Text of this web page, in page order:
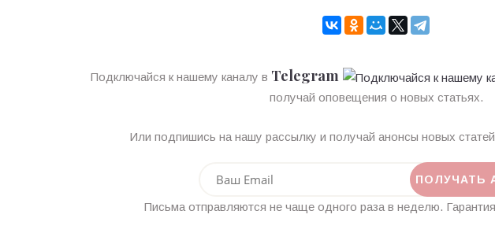
Подключайся к нашему каналу в Telegram
получай оповещения о новых статьях.
Или подпишись на нашу рассылку и получай анонсы новых
Письма отправляются не чаще одного раза в неделю.